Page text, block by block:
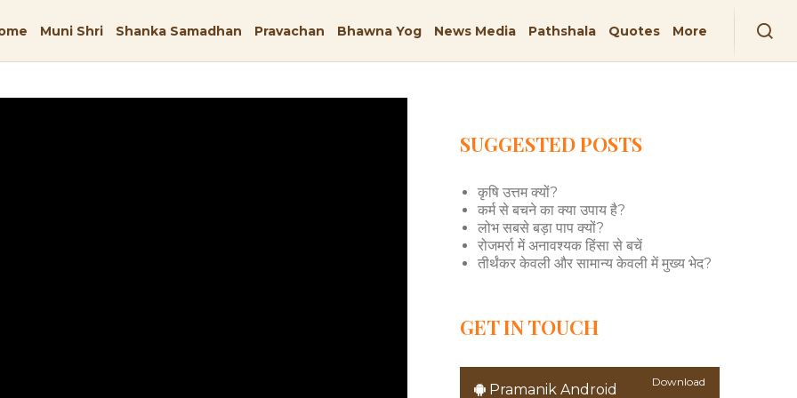
Muni Shri Shanka Samadhan Pravachan Bhawna Yog News Media Pathshala Quotes More
SUGGESTED POSTS
कृषि उत्तम क्यों?
कर्म से बचने का क्या उपाय है?
लोभ सबसे बड़ा पाप क्यों?
रोजमर्रा में अनावश्यक हिंसा से बचें
तीर्थंकर केवली और सामान्य केवली में मुख्य भेद?
GET IN TOUCH
Pramanik Android Download